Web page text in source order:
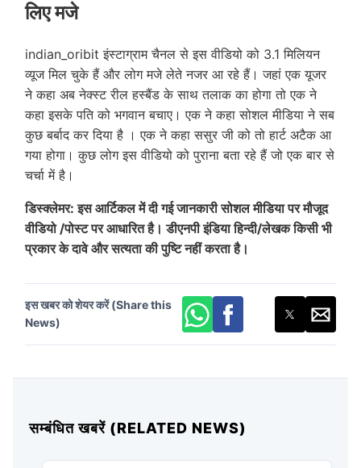
लिए मजे
indian_oribit इंस्टाग्राम चैनल से इस वीडियो को 3.1 मिलियन
व्यूज मिल चुके हैं और लोग मजे लेते नजर आ रहे हैं। जहां एक यूजर
ने कहा अब नेक्स्ट रील हस्बैंड के साथ तलाक का होगा तो एक ने
कहा इसके पति को भगवान बचाए। एक ने कहा सोशल मीडिया ने सब
कुछ बर्बाद कर दिया है । एक ने कहा ससुर जी को तो हार्ट अटैक आ
गया होगा। कुछ लोग इस वीडियो को पुराना बता रहे हैं जो एक बार से
चर्चा में है।
डिस्क्लेमर: इस आर्टिकल में दी गई जानकारी सोशल मीडिया पर मौजूद
वीडियो /पोस्ट पर आधारित है। डीएनपी इंडिया हिन्दी/लेखक किसी भी
प्रकार के दावे और सत्यता की पुष्टि नहीं करता है।
इस खबर को शेयर करें (Share this
News)
सम्बंधित खबरें (RELATED NEWS)